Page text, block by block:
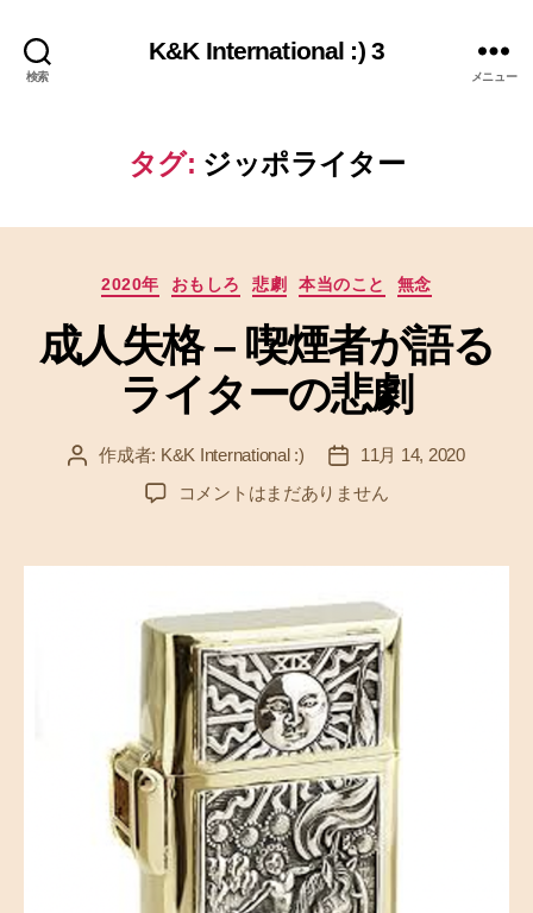
検索
K&K International :) 3
メニュー
タグ: ジッポライター
カ
ゴ
リ
ー
2020年 おもしろ 悲劇 本当のこと 無念
成人失格 – 喫煙者が語る
ライターの悲劇
投 作成者: K&K International :)
投
稿
日
11月 14, 2020
成
格
喫
煙
者
が
語
る
ラ
イ
タ
ー
の
コメントはまだありません